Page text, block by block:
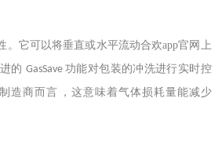
。它可以将垂直或水平流动合欢app官网上
的 GasSave功能对包装的冲洗进行实时控
造商而言，这意味着气体损耗量能减少